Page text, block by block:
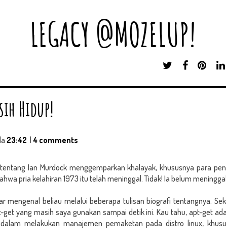
LEGACY @MOZELUP!
T
I
F
C
P
N
Hidup!
23:42 | 4 comments
Ian Murdock menggemparkan khalayak, khususnya para
pria kelahiran 1973 itu telah meninggal. Tidak! Ia belum
mengenal beliau melalui beberapa tulisan biografi tentangnya.
yang masih saya gunakan sampai detik ini. Kau tahu, apt-get
melakukan manajemen pemaketan pada distro linux,